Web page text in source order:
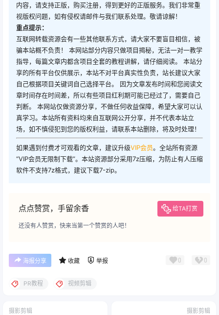
内容，请支持正版，购买注册，得到更好的正版服务。我们非常重
视版权问题，如有侵权请邮件与我们联系处理。敬请谅解！
重点提示：
互联网转载资源会有一些其他联系方式，请大家不要盲目相信，被
骗本站概不负责！ 本网站部分内容只做项目揭秘，无法一对一教学
指导，每篇文章内都含项目全套的教程讲解，请仔细阅读。 本站分
享的所有平台仅供展示，本站不对平台真实性负责，站长建议大家
自己根据项目关键词自己选择平台。 因为文章发布时间和您阅读文
章时间存在时间差，所以有些项目红利期可能已经过了，需要自己
判断。 本网站仅做资源分享，不做任何收益保障，希望大家可以认
真学习。本站所有资料均来自互联网公开分享，并不代表本站立
场，如不慎侵犯到您的版权利益，请联系本站删除，将及时处理！
如果遇到付费才可观看的文章，建议升级VIP会员。全站所有资源
“VIP会员无限制下载”。本站资源部分采用7z压缩，为防止有人压缩
软件不支持7z格式，建议下载7-zip。
点点赞赏，手留余香 给TA打赏
还没有人赞赏，快来当第一个赞赏的人吧！
海报分享 收藏 举报 0 0
PR教程 视频剪辑
摄影剪辑 摄影剪辑